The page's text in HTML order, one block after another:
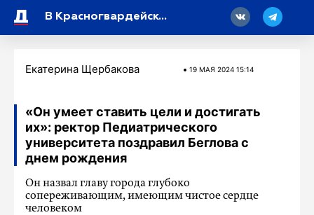
В Красногвардейском районе модернизируют детскую поликлинику
Екатерина Щербакова 19 МАЯ 2024 15:14
«Он умеет ставить цели и достигать
их»: ректор Педиатрического
университета поздравил Беглова с
днем рождения
Он назвал главу города глубоко
сопереживающим, имеющим чистое сердце
человеком